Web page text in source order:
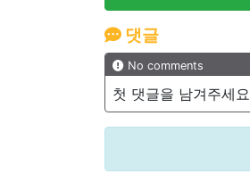
댓글
No comments
첫 댓글을 남겨주세